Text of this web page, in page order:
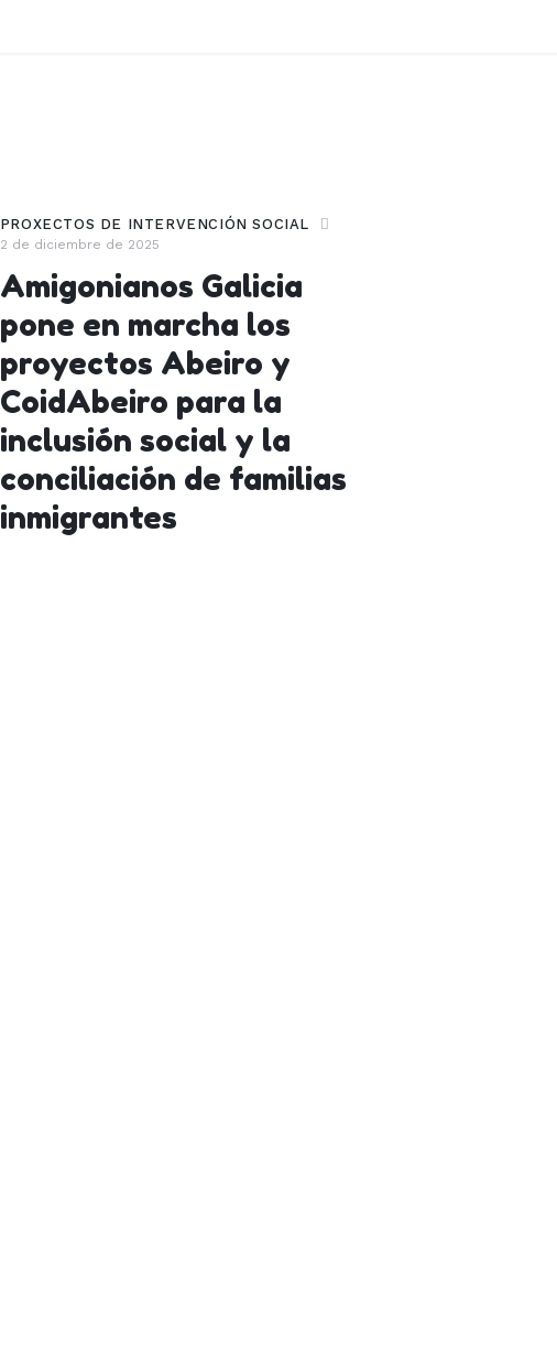
PROXECTOS DE INTERVENCIÓN SOCIAL
2 de diciembre de 2025
Amigonianos Galicia
pone en marcha los
proyectos Abeiro y
CoidAbeiro para la
inclusión social y la
conciliación de familias
inmigrantes